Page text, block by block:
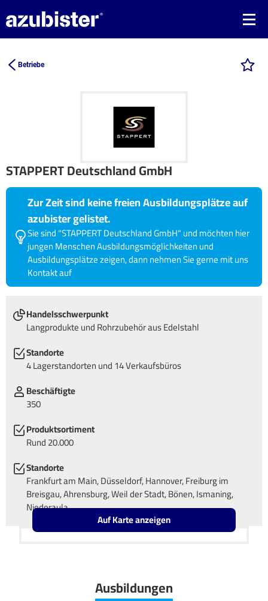
Betriebe
STAPPERT Deutschland GmbH
Zur Zeit sind keine freien Ausbildungsplätze auf
azubister gelistet.
Sie sind "STAPPERT Deutschland GmbH" und möchten hier
jungen Menschen Ausbildungsmöglichkeiten und
Ausbildungsplätze zeigen, dann nehmen Sie gerne mit uns
Kontakt auf
Handelsschwerpunkt
Langprodukte und Rohrzubehör aus Edelstahl
Standorte
4 Lagerstandorten und 14 Verkaufsbüros
Beschäftigte
350
Produktsortiment
Rund 20.000
Standorte
Frankfurt am Main, Düsseldorf, Hannover, Freiburg im
Breisgau, Ahrensburg, Weil der Stadt, Bönen, Ismaning,
Niederaula
Leaflet OpenStreetMap2
Auf Karte anzeigen
Ausbildungen